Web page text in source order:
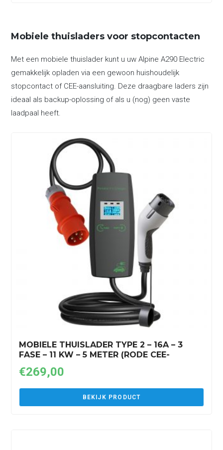
Mobiele thuisladers voor stopcontacten
Met een mobiele thuislader kunt u uw Alpine A290 Electric
gemakkelijk opladen via een gewoon huishoudelijk
stopcontact of CEE-aansluiting. Deze draagbare laders zijn
ideaal als backup-oplossing of als u (nog) geen vaste
laadpaal heeft.
MOBIELE THUISLADER TYPE 2 – 16A – 3
FASE – 11 KW – 5 METER (RODE CEE-
€269,00
BEKIJK PRODUCT